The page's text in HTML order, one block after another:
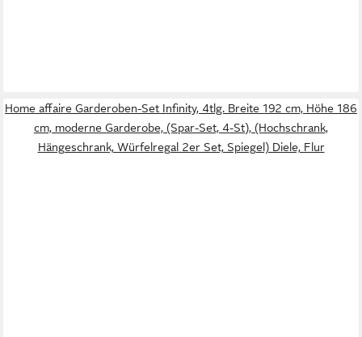
Home affaire Garderoben-Set Infinity, 4tlg. Breite 192 cm, Höhe 186
cm, moderne Garderobe, (Spar-Set, 4-St), (Hochschrank,
Hängeschrank, Würfelregal 2er Set, Spiegel) Diele, Flur